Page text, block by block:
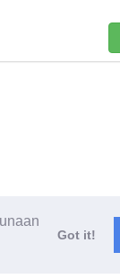
Got it!
Privasi